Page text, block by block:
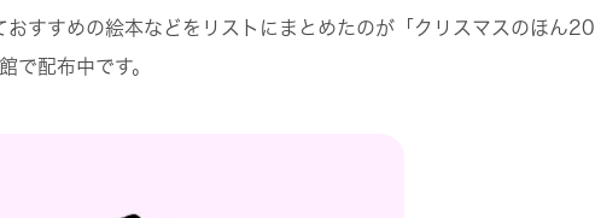
おすすめの絵本などをリストにまとめたのが「クリスマスのほん20
で配布中です。